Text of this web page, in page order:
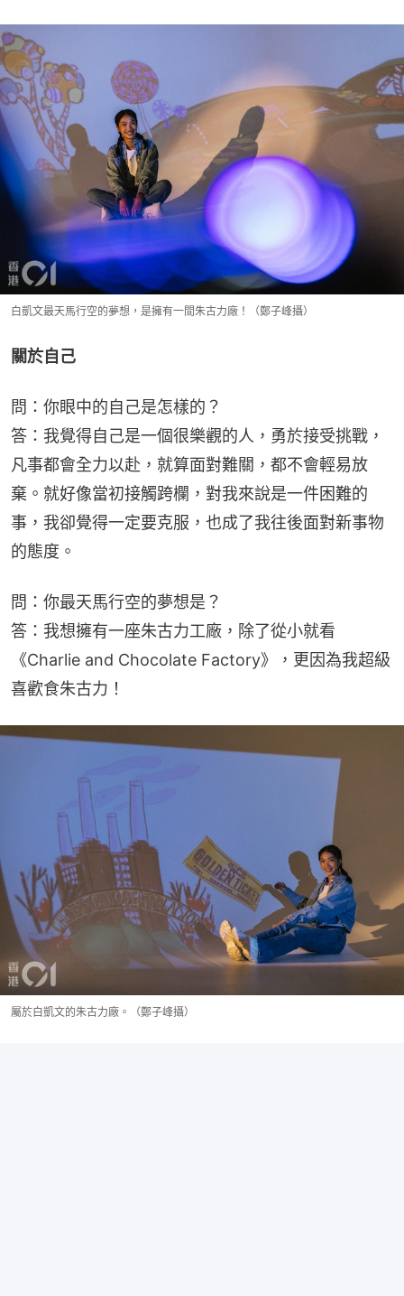
白凱文最天馬行空的夢想，是擁有一間朱古力廠！（鄭子峰攝）
關於自己
問：你眼中的自己是怎樣的？
答：我覺得自己是一個很樂觀的人，勇於接受挑戰，
凡事都會全力以赴，就算面對難關，都不會輕易放
棄。就好像當初接觸跨欄，對我來說是一件困難的
事，我卻覺得一定要克服，也成了我往後面對新事物
的態度。
問：你最天馬行空的夢想是？
答：我想擁有一座朱古力工廠，除了從小就看
《Charlie and Chocolate Factory》，更因為我超級
喜歡食朱古力！
屬於白凱文的朱古力廠。（鄭子峰攝）